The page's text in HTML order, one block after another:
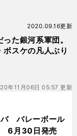
た銀河系軍団。
ボスケの凡人ぶり
2020.09.16更新
年11月06日 05:57 更新
バ バレーボール
6月30日発売